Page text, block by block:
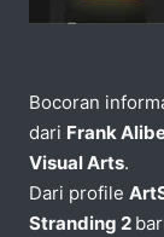
Bocoran
dari Frank
Visual Arts.
Dari profile
Stranding 2